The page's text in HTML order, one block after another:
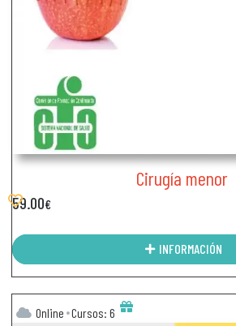
Cirugía menor
59.00€
INFORMACIÓN
Online Cursos: 6